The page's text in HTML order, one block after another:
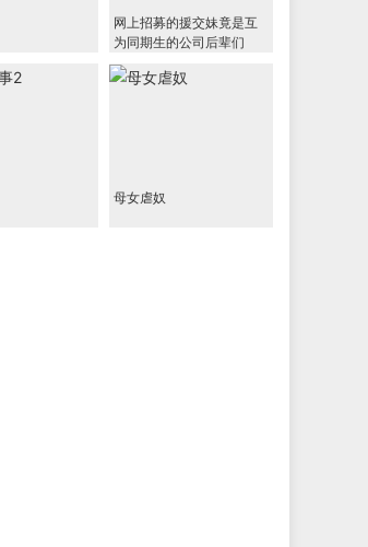
网上招募的援交妹竟是互
为同期生的公司后辈们
母女虐奴